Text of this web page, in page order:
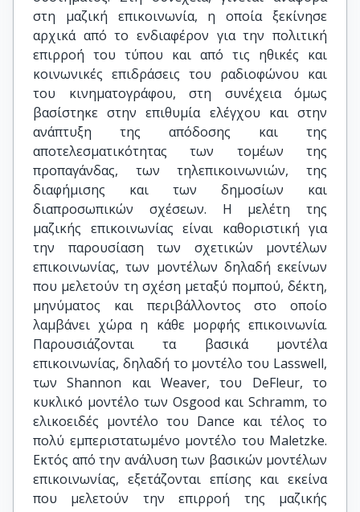
στη μαζική επικοινωνία, η οποία ξεκίνησε
αρχικά από το ενδιαφέρον για την πολιτική
επιρροή του τύπου και από τις ηθικές και
κοινωνικές επιδράσεις του ραδιοφώνου και
του κινηματογράφου, στη συνέχεια όμως
βασίστηκε στην επιθυμία ελέγχου και στην
ανάπτυξη της απόδοσης και της
αποτελεσματικότητας των τομέων της
προπαγάνδας, των τηλεπικοινωνιών, της
διαφήμισης και των δημοσίων και
διαπροσωπικών σχέσεων. Η μελέτη της
μαζικής επικοινωνίας είναι καθοριστική για
την παρουσίαση των σχετικών μοντέλων
επικοινωνίας, των μοντέλων δηλαδή εκείνων
που μελετούν τη σχέση μεταξύ πομπού, δέκτη,
μηνύματος και περιβάλλοντος στο οποίο
λαμβάνει χώρα η κάθε μορφής επικοινωνία.
Παρουσιάζονται τα βασικά μοντέλα
επικοινωνίας, δηλαδή το μοντέλο του Lasswell,
των Shannon και Weaver, του DeFleur, το
κυκλικό μοντέλο των Osgood και Schramm, το
ελικοειδές μοντέλο του Dance και τέλος το
πολύ εμπεριστατωμένο μοντέλο του Maletzke.
Εκτός από την ανάλυση των βασικών μοντέλων
επικοινωνίας, εξετάζονται επίσης και εκείνα
που μελετούν την επιρροή της μαζικής